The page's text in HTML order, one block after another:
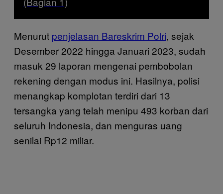
Menurut penjelasan Bareskrim Polri, sejak
Desember 2022 hingga Januari 2023, sudah
masuk 29 laporan mengenai pembobolan
rekening dengan modus ini. Hasilnya, polisi
menangkap komplotan terdiri dari 13
tersangka yang telah menipu 493 korban dari
seluruh Indonesia, dan menguras uang
senilai Rp12 miliar.